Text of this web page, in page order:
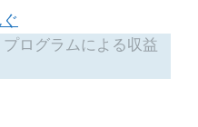
ログラムによる収益